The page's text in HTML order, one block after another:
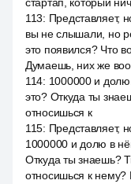
113: Представляет,
вы не слышали, но
это появился? Что
Думаешь, них же
114: 1000000 и
это? Откуда ты
относишься к
115: Представляет,
1000000 и долю в
Откуда ты знаешь?
относишься к